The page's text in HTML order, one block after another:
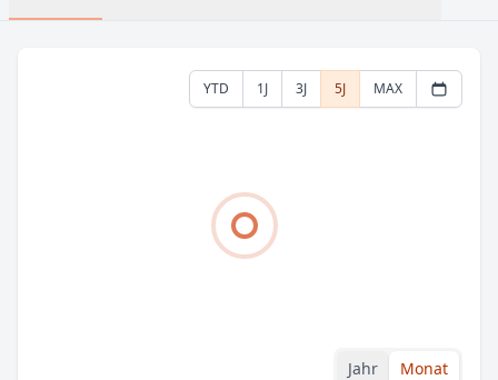
YTD 1J 3J 5J MAX
Jahr Monat